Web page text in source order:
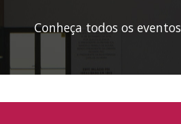
Conheça todos os eventos